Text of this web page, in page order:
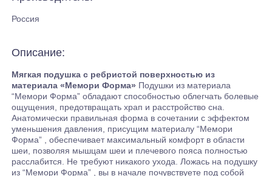
Россия
Описание:
Мягкая подушка с ребристой поверхностью из
материала «Мемори Форма» Подушки из материала
“Мемори Форма” обладают способностью облегчать болевые
ощущения, предотвращать храп и расстройство сна.
Анатомически правильная форма в сочетании с эффектом
уменьшения давления, присущим материалу “Мемори
Форма” , обеспечивает максимальный комфорт в области
шеи, позволяя мышцам шеи и плечевого пояса полностью
расслабится. Не требуют никакого ухода. Ложась на подушку
из “Мемори Форма” , вы в начале почувствуете под собой